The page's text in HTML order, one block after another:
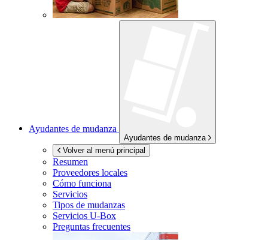
Ayudantes de mudanza
Ayudantes de mudanza
Volver al menú principal
Resumen
Proveedores locales
Cómo funciona
Servicios
Tipos de mudanzas
Servicios U-Box
Preguntas frecuentes